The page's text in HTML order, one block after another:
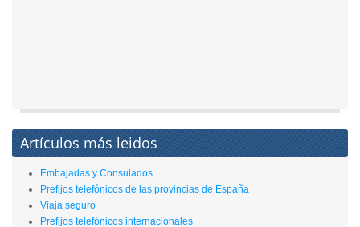
Artículos más leidos
Embajadas y Consulados
Prefijos telefónicos de las provincias de España
Viaja seguro
Prefijos telefónicos internacionales